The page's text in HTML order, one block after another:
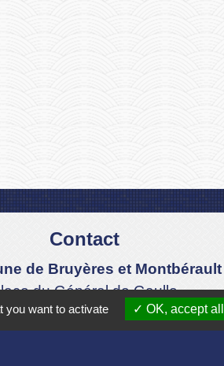
Contact
de Bruyères et Montbérault
du Général de Gaulle
et-Montbérault - FRANCE
+33 3 23 24 74 77
you want to activate OK, accept all